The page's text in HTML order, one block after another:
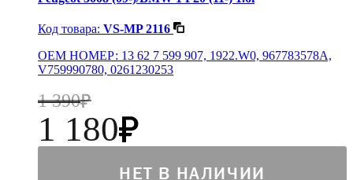
Код товара: VS-MP 2116
OEM НОМЕР: 13 62 7 599 907, 1922.W0, 967783578A,
V759990780, 0261230253
1 390
1 180
НЕТ В НАЛИЧИИ